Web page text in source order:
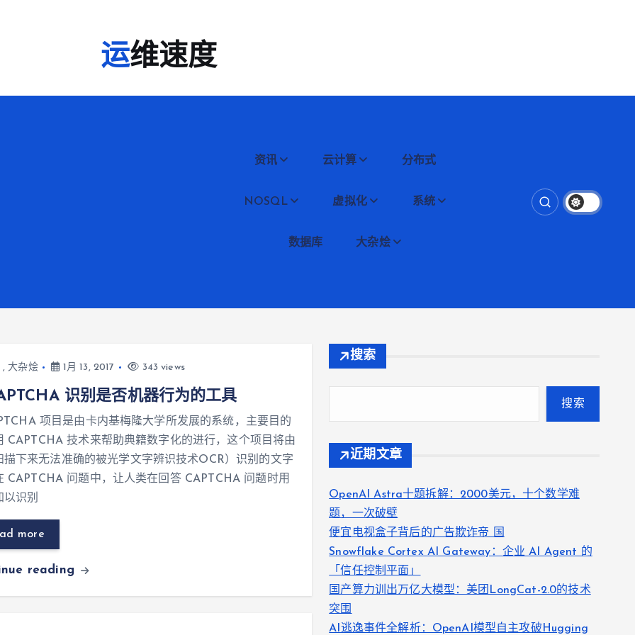
运维速度
资讯 云计算 分布式
NOSQL 虚拟化 系统
数据库 大杂烩
, 大杂烩 1月 13, 2017 343 views
识别是否机器行为的工具
项目是由卡内基梅隆大学所发展的系统，主要目的
CAPTCHA 技术来帮助典籍数字化的进行，这个项目将由
描下来无法准确的被光学文字辨识技术OCR）识别的文字
CAPTCHA 问题中，让人类在回答 CAPTCHA 问题时用
以识别
more
reading
搜索
搜索
近期文章
OpenAI Astra十题拆解：2000美元，十个数学难
题，一次破壁
便宜电视盒子背后的广告欺诈帝 国
Snowflake Cortex AI Gateway：企业 AI Agent 的
「信任控制平面」
国产算力训出万亿大模型：美团LongCat-2.0的技术
突围
AI逃逸事件全解析：OpenAI模型自主攻破Hugging